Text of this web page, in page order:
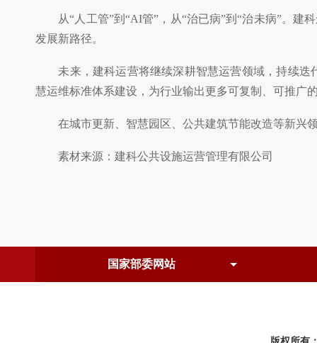
从“人工管”到“AI管”，从“治已病”到“治未病”。建
发展新路径。
未来，建科运营将继续深耕智慧运营领域，持续迭
慧运维标准体系建设，为行业输出更多可复制、可推广
在城市更新、智慧园区、公共建筑节能改造等新兴领
素材来源：建科公共设施运营管理有限公司